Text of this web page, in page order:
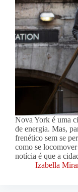
Nova York é uma
de energia. Mas,
frenético sem se
como se
notícia é que a
Izabella